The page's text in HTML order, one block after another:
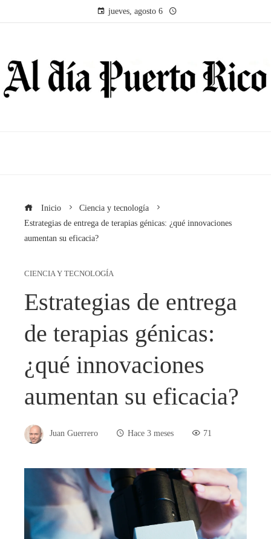
jueves, agosto 6
Inicio
Ciencia y tecnología
Estrategias de entrega de terapias génicas: ¿qué innovaciones
aumentan su eficacia?
CIENCIA Y TECNOLOGÍA
Estrategias de entrega
de terapias génicas:
¿qué innovaciones
aumentan su eficacia?
Juan Guerrero Hace 3 meses 71